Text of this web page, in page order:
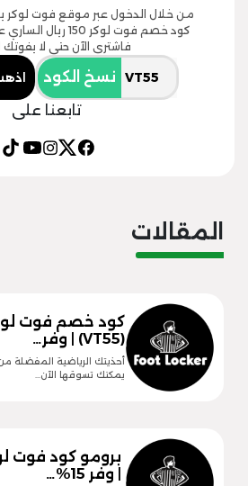
من خلال الدخول عبر موقع فوت لوكر
كود خصم فوت لوكر
فاشتري الآن حتى لا
نسخ الكود
تابعنا على
المقالات
كود خصم فوت
(VT55) | وفر…
أحذيتك الرياضية المفضلة من
يمكنك تسوقها الآن…
| وفر 15%…